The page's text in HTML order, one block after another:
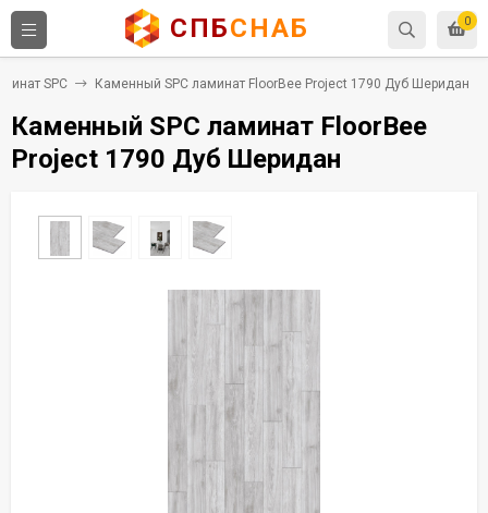
0
СПБСНАБ
SPC Каменный SPC ламинат FloorBee Project 1790 Дуб Шеридан
Каменный SPC ламинат FloorBee
Project 1790 Дуб Шеридан